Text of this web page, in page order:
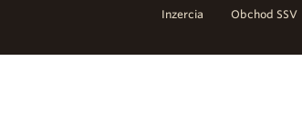
Inzercia Obchod SSV